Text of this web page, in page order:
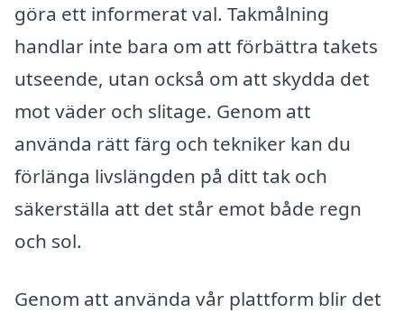
göra ett informerat val. Takmålning
handlar inte bara om att förbättra takets
utseende, utan också om att skydda det
mot väder och slitage. Genom att
använda rätt färg och tekniker kan du
förlänga livslängden på ditt tak och
säkerställa att det står emot både regn
och sol.
Genom att använda vår plattform blir det